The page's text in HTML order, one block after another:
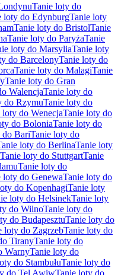
Tanie loty do
loty do EdynburgTanie loty
Tanie loty do BristolTanie
Tanie loty do ParyżaTanie
loty do MarsyliaTanie loty
do BarcelonyTanie loty do
Tanie loty do MalagiTanie
Tanie loty do Gran
WalencjaTanie loty do
do RzymuTanie loty do
loty do WenecjaTanie loty do
do BoloniaTanie loty do
do BariTanie loty do
loty do BerlinaTanie loty
Tanie loty do StuttgartTanie
Tanie loty do
loty do GenewaTanie loty do
do KopenhagiTanie loty
loty do HelsinekTanie loty
do WilnoTanie loty do
do BudapesztuTanie loty do
loty do ZagrzebTanie loty do
TiranyTanie loty do
WarnyTanie loty do
do StambułuTanie loty do
do Tel AwiwTanie loty do